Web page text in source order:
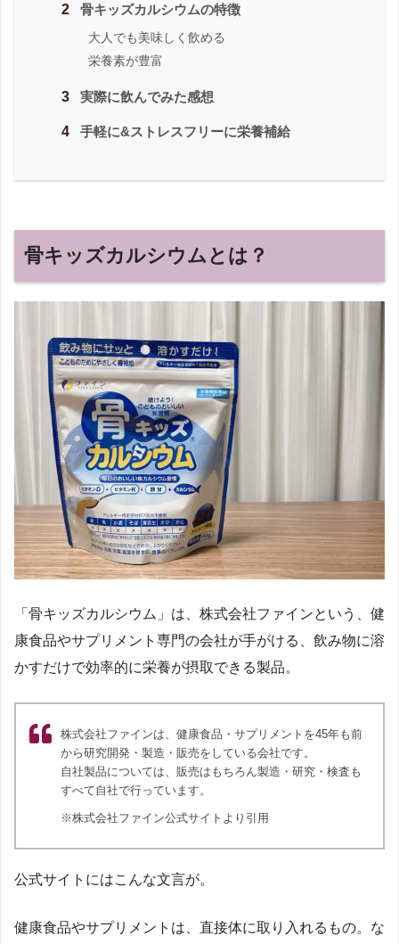
2 骨キッズカルシウムの特徴
大人でも美味しく飲める
栄養素が豊富
3 実際に飲んでみた感想
4 手軽に&ストレスフリーに栄養補給
骨キッズカルシウムとは？
「骨キッズカルシウム」は、株式会社ファインという、健
康食品やサプリメント専門の会社が手がける、飲み物に溶
かすだけで効率的に栄養が摂取できる製品。
株式会社ファインは、健康食品・サプリメントを45年も前
から研究開発・製造・販売をしている会社です。
自社製品については、販売はもちろん製造・研究・検査も
すべて自社で行っています。
※株式会社ファイン公式サイトより引用
公式サイトにはこんな文言が。
健康食品やサプリメントは、直接体に取り入れるもの。な